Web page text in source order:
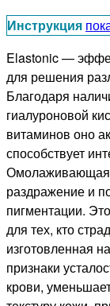
Инструкция
Elastonic —
для решения
Благодаря
гиалуроновой
витаминов оно
способствует
Омолаживающая
раздражение и
пигментации.
для тех, кто
изготовленная
признаки
крови,